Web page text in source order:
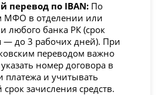
перевод по IBAN:По
МФО в отделении или
любого банка РК (срок
— до 3 рабочих дней). При
переводом важно
номер договора в
платежа и учитывать
зачисления средств.